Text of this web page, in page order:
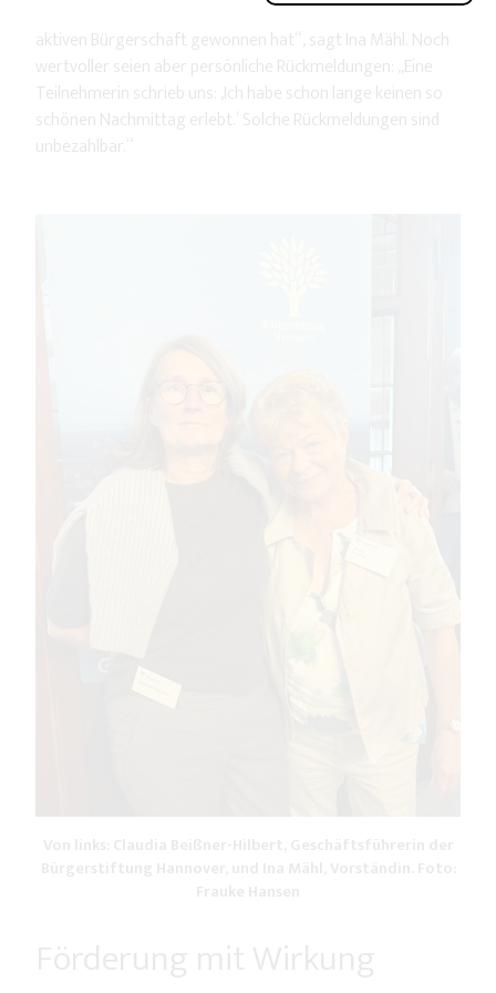
„Zwischenmenschlich”, das sogar eine Auszeichnung der
aktiven Bürgerschaft gewonnen hat“, sagt Ina Mähl. Noch
wertvoller seien aber persönliche Rückmeldungen: „Eine
Teilnehmerin schrieb uns: ‚Ich habe schon lange keinen so
schönen Nachmittag erlebt.‘ Solche Rückmeldungen sind
unbezahlbar.“